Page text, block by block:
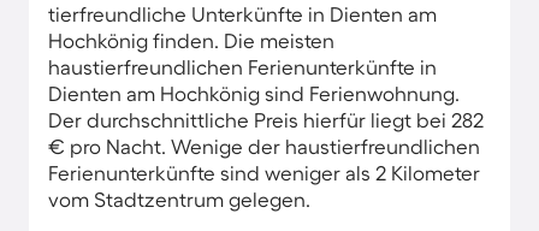
tierfreundliche Unterkünfte in Dienten am
Hochkönig finden. Die meisten
haustierfreundlichen Ferienunterkünfte in
Dienten am Hochkönig sind Ferienwohnung.
Der durchschnittliche Preis hierfür liegt bei 282
€ pro Nacht. Wenige der haustierfreundlichen
Ferienunterkünfte sind weniger als 2 Kilometer
vom Stadtzentrum gelegen.